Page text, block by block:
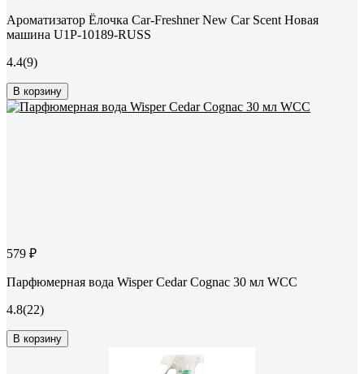
Ароматизатор Ёлочка Car-Freshner New Car Scent Новая
машина U1P-10189-RUSS
4.4(9)
В корзину
579 ₽
Парфюмерная вода Wisper Cedar Cognac 30 мл WCC
4.8(22)
В корзину